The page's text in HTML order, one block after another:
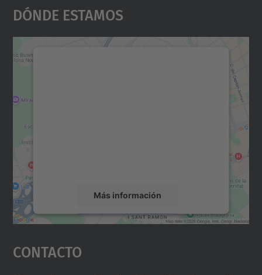
Dónde Estamos
Más información
Aceptar
powered by
Contacto